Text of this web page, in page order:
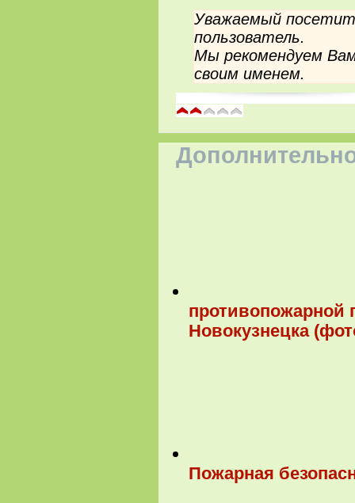
Уважаемый
пользователь.
Мы рекомендуем
своим именем.
противопожарной
Новокузнецка
Пожарная